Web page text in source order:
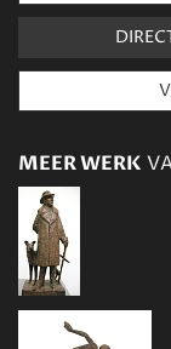
MEER WERK